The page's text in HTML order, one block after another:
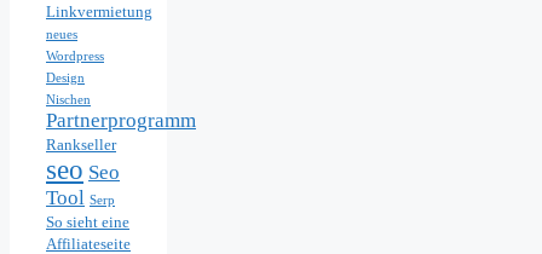
Linkvermietung
neues
Wordpress
Design
Nischen
Partnerprogramm
Rankseller
seo Seo
Tool Serp
So sieht eine
Affiliateseite